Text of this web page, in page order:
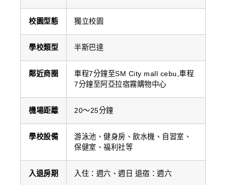
校園型態 獨立校園
學校類型 半斯巴達
鄰近商圈
車程7分鐘至SM City mall cebu,車程
7分鐘至阿亞拉宿霧購物中心
機場距離 20～25分鐘
學校設備
游泳池、健身房、飲水機、自習室、
保健室、福利社等
入退房期 入住：週六、週日 退宿：週六